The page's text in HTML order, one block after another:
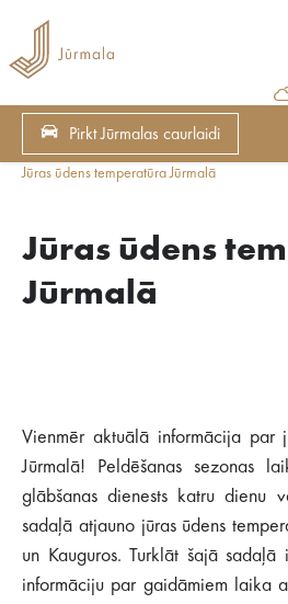
Pirkt Jūrmalas caurlaidi
Jūras ūdens temperatūra Jūrmalā
Jūras ūdens
Jūrmalā
Vienmēr aktuālā informācija par
Jūrmalā! Peldēšanas sezonas
glābšanas dienests katru dienu
sadaļā atjauno jūras ūdens
un Kauguros. Turklāt šajā
informāciju par gaidāmiem laika